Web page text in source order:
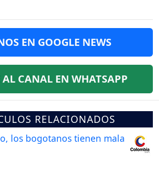
EN GOOGLE NEWS
AL CANAL EN WHATSAPP
RELACIONADOS